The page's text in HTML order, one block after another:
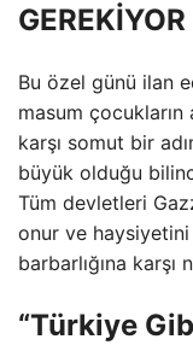
GEREKİYOR
Bu özel günü ilan
masum
karşı somut bir
büyük olduğu
Tüm devletleri
onur ve
barbarlığına karşı
“Türkiye